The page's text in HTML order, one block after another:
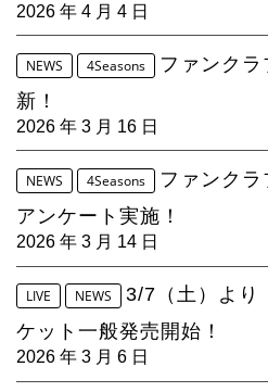
2026 年 4 月 4 日
NEWS 4Seasons
ファンク
新！
2026 年 3 月 16 日
NEWS 4Seasons
ファンク
アンケート実施！
2026 年 3 月 14 日
LIVE NEWS
3/7（土）より
ケット一般発売開始！
2026 年 3 月 6 日